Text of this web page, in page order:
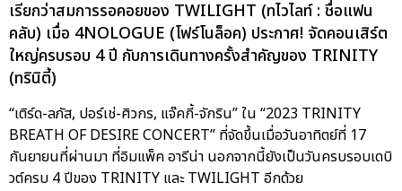
เรียกว่าสมการรอคอยของ TWILIGHT (ทไวไลท์ : ชื่อแฟน
คลับ) เมื่อ 4NOLOGUE (โฟร์โนล็อค) ประกาศ! จัดคอนเสิร์ต
ใหญ่ครบรอบ 4 ปี กับการเดินทางครั้งสำคัญของ TRINITY
(ทรินิตี้)
“เติร์ด-ลภัส, ปอร์เช่-ศิวกร, แจ๊คกี้-จักริน” ใน “2023 TRINITY
BREATH OF DESIRE CONCERT” ที่จัดขึ้นเมื่อวันอาทิตย์ที่ 17
กันยายนที่ผ่านมา ที่อิมแพ็ค อารีน่า นอกจากนี้ยังเป็นวันครบรอบเดบิ
วต์ครบ 4 ปีของ TRINITY และ TWILIGHT อีกด้วย